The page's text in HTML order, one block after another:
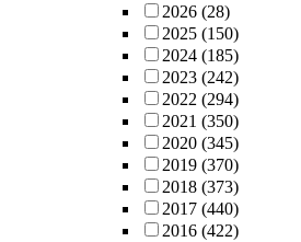
2026 (28)
2025 (150)
2024 (185)
2023 (242)
2022 (294)
2021 (350)
2020 (345)
2019 (370)
2018 (373)
2017 (440)
2016 (422)